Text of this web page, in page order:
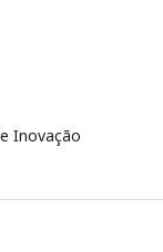
Inovação